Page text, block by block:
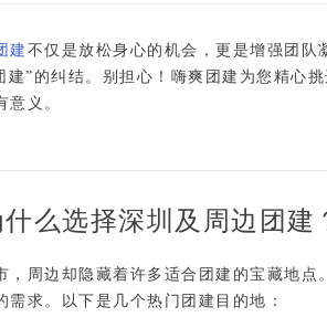
建 不仅是放松身心的机会，更是增强团队
”的纠结。别担心！ 嗨爽团建 为您精心
意义。
么选择深圳及周边团建
，周边却隐藏着许多适合团建的宝藏地点
需求。以下是几个热门团建目的地：